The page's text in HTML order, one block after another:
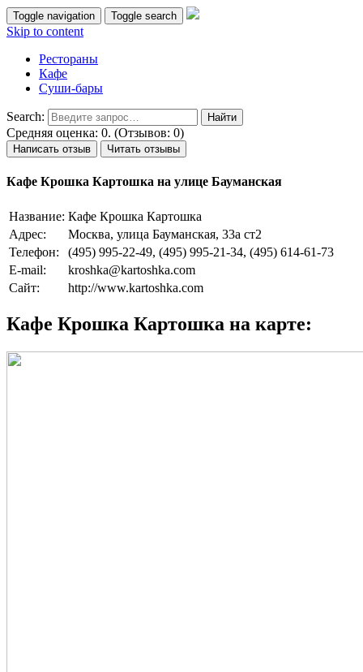
Toggle navigation Toggle search
Skip to content
Рестораны
Кафе
Суши-бары
Search:
Средняя оценка: 0. (Отзывов: 0)
Написать отзыв Читать отзывы
Кафе Крошка Картошка на улице Бауманская
Название: Кафе Крошка Картошка
Адрес:
Москва, улица Бауманская, 33а ст2
Телефон:
(495) 995-22-49, (495) 995-21-34, (495) 614-61-73
E-mail:
kroshka@kartoshka.com
Сайт:
http://www.kartoshka.com
Кафе Крошка Картошка на карте: